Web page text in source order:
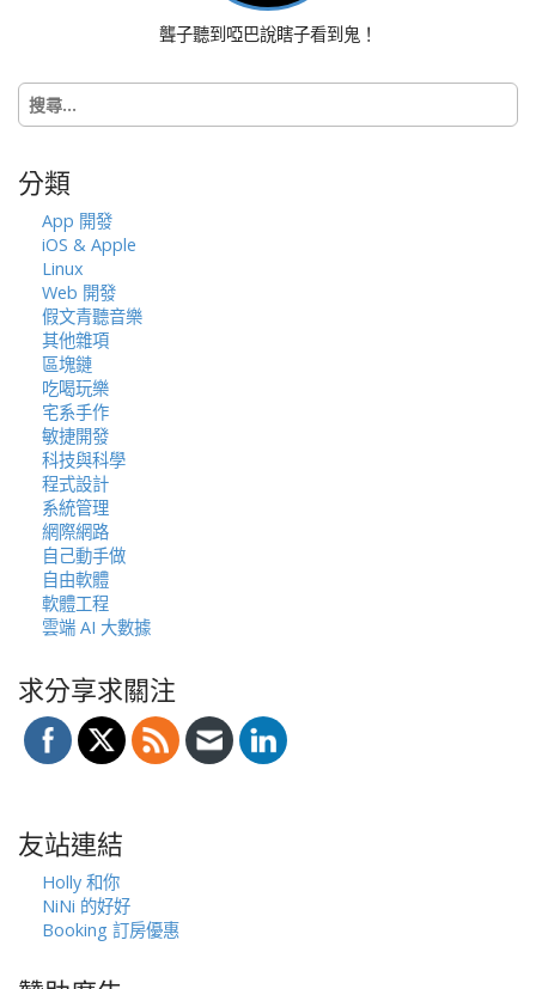
聾子聽到啞巴說瞎子看到鬼！
搜
尋
字:
分類
App 開發
iOS & Apple
Linux
Web 開發
假文青聽音樂
其他雜項
區塊鏈
吃喝玩樂
宅系手作
敏捷開發
科技與科學
程式設計
系統管理
網際網路
自己動手做
自由軟體
軟體工程
雲端 AI 大數據
求分享求關注
友站連結
Holly 和你
NiNi 的好好
Booking 訂房優惠